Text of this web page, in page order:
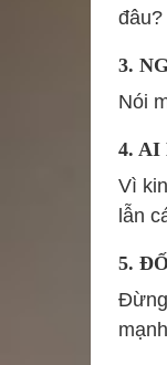
đâu?
3.
Nói
4. AI
Vì
lẫn
5.